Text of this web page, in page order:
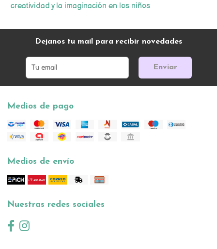
creatividad y la imaginación en los niños
Dejanos tu mail para recibir novedades
Enviar
Medios de pago
Medios de envío
Nuestras redes sociales